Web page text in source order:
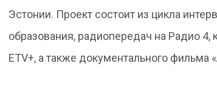
Эстонии. Проект состоит из цикла
образования, радиопередач на Радио 4,
ETV+, а также документального фильма